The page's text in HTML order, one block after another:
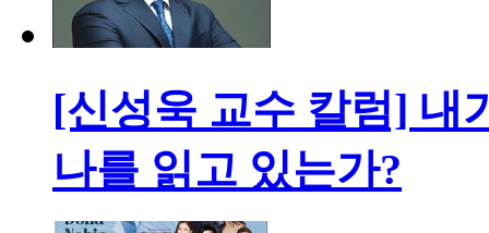
[신성욱 교수 칼럼] 내
나를 읽고 있는가?